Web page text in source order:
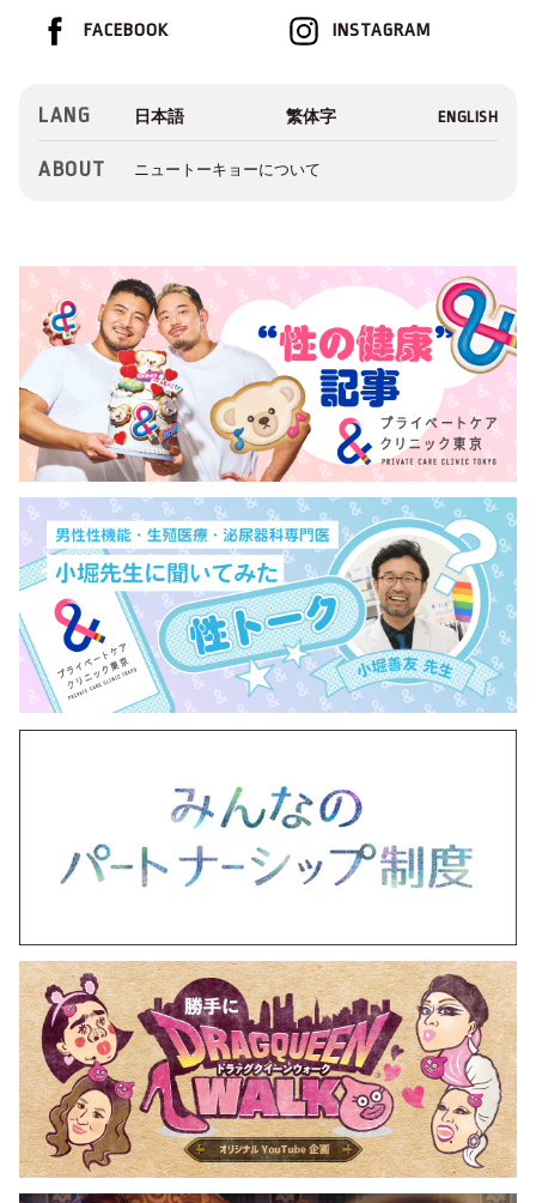
INSTAGRAM
FACEBOOK
LANG
ABOUT ニュートーキョーについて